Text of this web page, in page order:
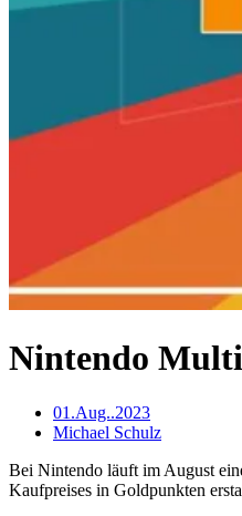
Nintendo
01.Aug..2023
Michael Schulz
Bei Nintendo läuft im August
Kaufpreises in Goldpunkten